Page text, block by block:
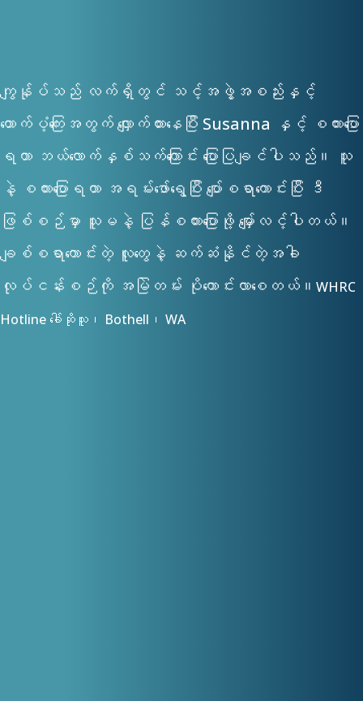
ကျွန်ုပ်သည် လက်ရှိတွင် သင့်အဖွဲ့အစည်းနှင့်
ထောက်ပံ့ကြေးအတွက် လျှောက်ထားနေပြီး Susanna နှင့် စကားပြော
ရတာ ဘယ်လောက်နှစ်သက်ကြောင်း ပြောပြချင်ပါသည်။ သူ
နဲ့ စကားပြောရတာ အရမ်းဖော်ရွေပြီး ပျော်စရာကောင်းပြီး ဒီ
ဖြစ်စဉ်မှာ သူမနဲ့ ပြန်စကားပြောဖို့ မျှော်လင့်ပါတယ်။
ချစ်စရာကောင်းတဲ့ လူတွေနဲ့ ဆက်ဆံနိုင်တဲ့အခါ
လုပ်ငန်းစဉ်ကို အမြဲတမ်း ပိုကောင်းလာစေတယ်။ WHRC
Hotline ခေါ်ဆိုသူ၊ Bothell၊ WA